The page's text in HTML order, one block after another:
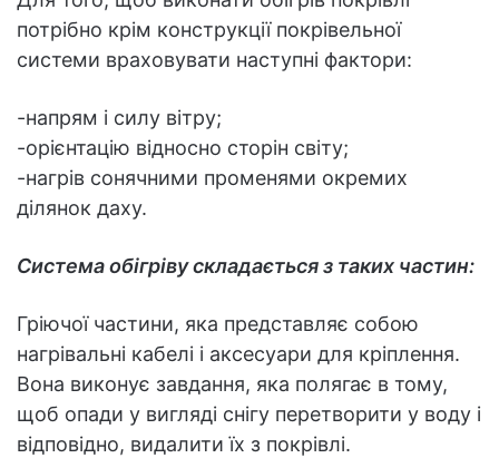
потрібно крім конструкції покрівельної
системи враховувати наступні фактори:
-напрям і силу вітру;
-орієнтацію відносно сторін світу;
-нагрів сонячними променями окремих
ділянок даху.
Система обігріву складається з таких частин:
Гріючої частини, яка представляє собою
нагрівальні кабелі і аксесуари для кріплення.
Вона виконує завдання, яка полягає в тому,
щоб опади у вигляді снігу перетворити у воду і
відповідно, видалити їх з покрівлі.